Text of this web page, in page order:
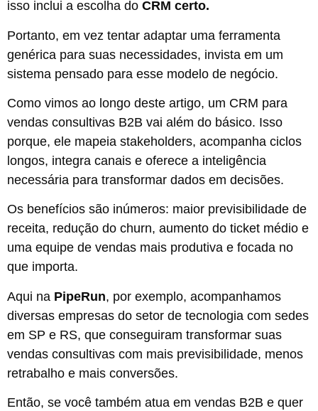
isso inclui a escolha do CRM certo.
Portanto, em vez tentar adaptar uma ferramenta
genérica para suas necessidades, invista em um
sistema pensado para esse modelo de negócio.
Como vimos ao longo deste artigo, um CRM para
vendas consultivas B2B vai além do básico. Isso
porque, ele mapeia stakeholders, acompanha ciclos
longos, integra canais e oferece a inteligência
necessária para transformar dados em decisões.
Os benefícios são inúmeros: maior previsibilidade de
receita, redução do churn, aumento do ticket médio e
uma equipe de vendas mais produtiva e focada no
que importa.
Aqui na PipeRun, por exemplo, acompanhamos
diversas empresas do setor de tecnologia com sedes
em SP e RS, que conseguiram transformar suas
vendas consultivas com mais previsibilidade, menos
retrabalho e mais conversões.
Então, se você também atua em vendas B2B e quer